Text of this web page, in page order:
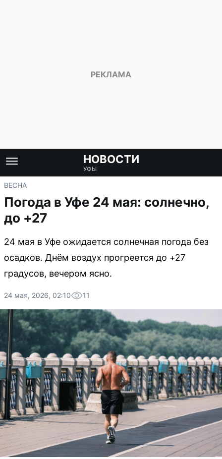
НОВОСТИ
УФЫ
ВЕСНА
Погода в Уфе 24 мая: солнечно,
до +27
24 мая в Уфе ожидается солнечная погода без
осадков. Днём воздух прогреется до +27
градусов, вечером ясно.
24 мая, 2026, 02:10 11